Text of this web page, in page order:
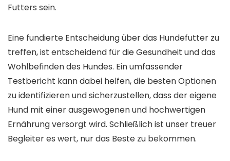
Futters sein.
Eine fundierte Entscheidung über das Hundefutter zu
treffen, ist entscheidend für die Gesundheit und das
Wohlbefinden des Hundes. Ein umfassender
Testbericht kann dabei helfen, die besten Optionen
zu identifizieren und sicherzustellen, dass der eigene
Hund mit einer ausgewogenen und hochwertigen
Ernährung versorgt wird. Schließlich ist unser treuer
Begleiter es wert, nur das Beste zu bekommen.